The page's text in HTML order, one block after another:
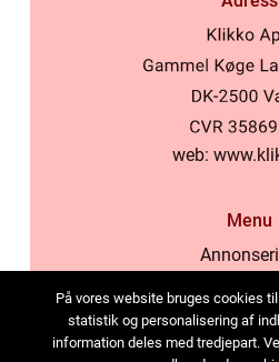
web:
Menu
Cookies
Kontakta
På vores website bruges cookies
statistik og personalisering af
information deles med tredjepart.